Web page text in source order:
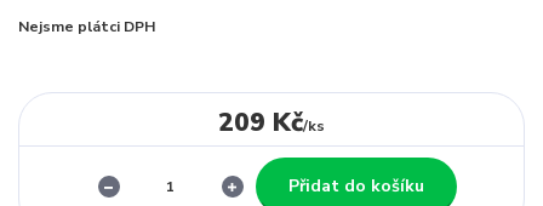
Nejsme plátci DPH
209 Kč/ks
Přidat do košíku